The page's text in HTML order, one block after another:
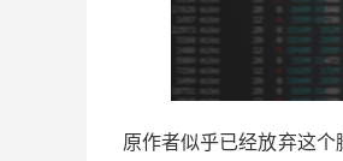
原作者似乎已经放弃这